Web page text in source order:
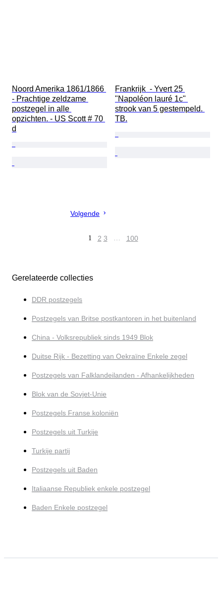
Noord Amerika 1861/1866
- Prachtige zeldzame
postzegel in alle
opzichten. - US Scott # 70
d
Frankrijk  - Yvert 25
"Napoléon lauré 1c"
strook van 5 gestempeld.
TB.
Volgende
1 2 3 … 100
Gerelateerde collecties
DDR postzegels
Postzegels van Britse postkantoren in het buitenland
China - Volksrepubliek sinds 1949 Blok
Duitse Rijk - Bezetting van Oekraïne Enkele zegel
Postzegels van Falklandeilanden - Afhankelijkheden
Blok van de Sovjet-Unie
Postzegels Franse koloniën
Postzegels uit Turkije
Turkije partij
Postzegels uit Baden
Italiaanse Republiek enkele postzegel
Baden Enkele postzegel